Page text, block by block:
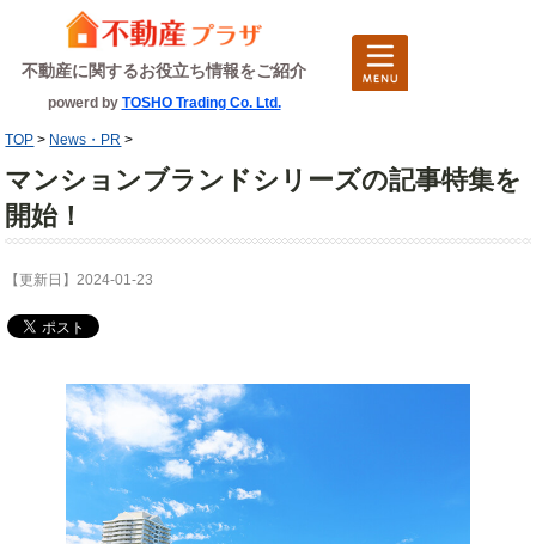
不動産に関するお役立ち情報をご紹介
powerd by TOSHO Trading Co. Ltd.
TOP > News・PR >
マンションブランドシリーズの記事特集を
開始！
【更新日】2024-01-23